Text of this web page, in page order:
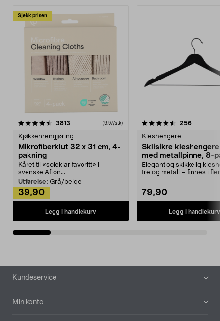
Sjekk prisen
3813 anmeldelser(9,97/stk)
Kjøkkenrengjøring
Mikrofiberklut 32 x 31 cm, 4-
pakning
Kåret til «soleklar favoritt» i
svenske Afton...
Utførelse: Grå/beige
39,90
Legg i handlekurv
4.5av 5 stjerner 256
Kleshengere
Sklisikre
med metallpinne, 8-
Elegant og skikkelig
tre og metall – finnes i
79,90
Legg i handlekurv
4.5av 5 stjerner
Bunntekst
Kundeservice
Min konto